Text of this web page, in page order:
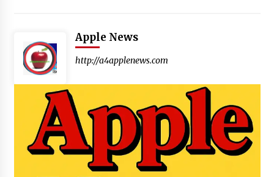
Apple News
http://a4applenews.com